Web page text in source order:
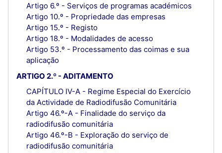
Artigo 6.º - Serviços de programas académicos
Artigo 10.º - Propriedade das empresas
Artigo 15.º - Registo
Artigo 18.º - Modalidades de acesso
Artigo 53.º - Processamento das coimas e sua
aplicação
ARTIGO 2.º - ADITAMENTO
CAPÍTULO IV-A - Regime Especial do Exercício
da Actividade de Radiodifusão Comunitária
Artigo 46.º-A - Finalidade do serviço da
radiodifusão comunitária
Artigo 46.º-B - Exploração do serviço de
radiodifusão comunitária